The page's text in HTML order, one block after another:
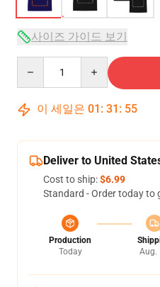
사이즈 가이드 보기
이 세일은 01 : 31 : 54
Deliver to United
Cost to ship:$6.99
Standard - Order today to
Production
Today
Aug.